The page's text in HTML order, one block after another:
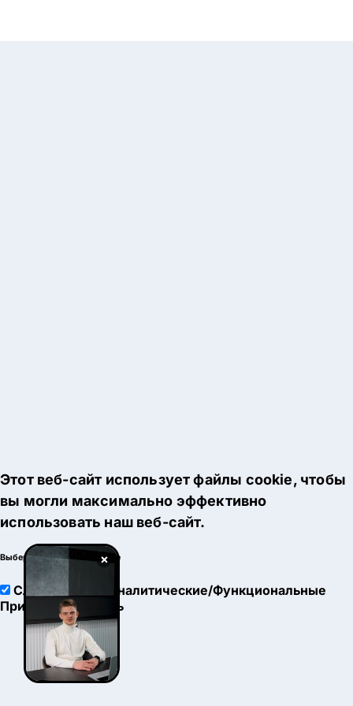
×
Этот веб-сайт использует файлы cookie, чтобы
вы могли максимально эффективно
использовать наш веб-сайт.
Выберите настройки cookie
Служебные
Аналитические/Функциональные
Принять
Настроить